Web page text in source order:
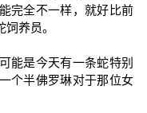
完全不一样，就好比前
养员。
能是今天有一条蛇特别
个半佛罗琳对于那位女